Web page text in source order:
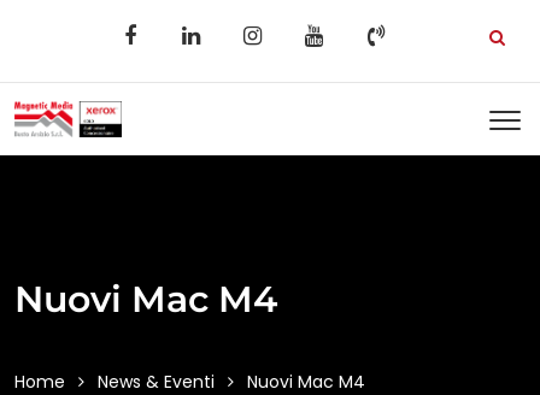
Nuovi Mac M4
Home News & Eventi Nuovi Mac M4